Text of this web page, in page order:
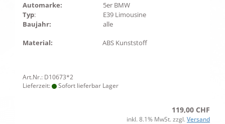
Automarke:
5er BMW
Typ:
E39 Limousine
Baujahr:
alle
Material: ABS Kunststoff
Art.Nr.: D10673*2
Lieferzeit:
Sofort lieferbar Lager
119,00 CHF
inkl. 8.1% MwSt. zzgl. Versand